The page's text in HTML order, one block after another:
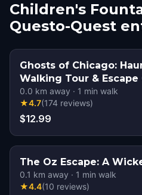
Children's
Questo-Quest
Ghosts of Chicago:
Walking Tour & Escape
0.0 km away · 1 min walk
★4.7(174 reviews)
$12.99
The Oz Escape: A
0.1 km away · 1 min walk
★4.4(10 reviews)